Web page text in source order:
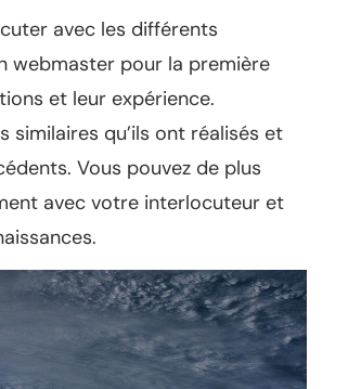
avec les différents
webmaster pour la première
et leur expérience.
qu’ils ont réalisés et
Vous pouvez de plus
avec votre interlocuteur et